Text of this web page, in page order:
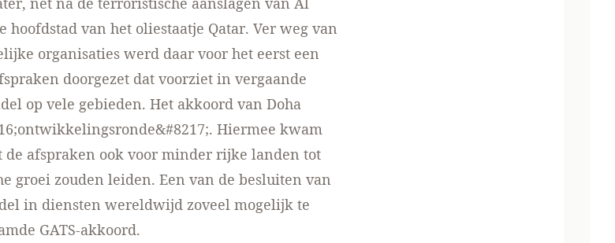
hoofdstad van het oliestaatje Qatar. Ver weg van
organisaties werd daar voor het eerst een
doorgezet dat voorziet in vergaande
op vele gebieden. Het akkoord van Doha
Hiermee kwam
afspraken ook voor minder rijke landen tot
groei zouden leiden. Een van de besluiten van
in diensten wereldwijd zoveel mogelijk te
GATS-akkoord.